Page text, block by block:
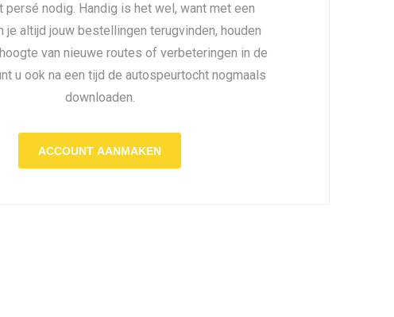
persé nodig. Handig is het wel, want met een
je altijd jouw bestellingen terugvinden, houden
van nieuwe routes of verbeteringen in de
u ook na een tijd de autospeurtocht nogmaals
downloaden.
ACCOUNT AANMAKEN